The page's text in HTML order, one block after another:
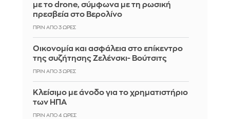
με το drone, σύμφωνα με τη ρωσική
πρεσβεία στο Βερολίνο
ΠΡΙΝ ΑΠΌ 3 ΏΡΕΣ
Οικονομία και ασφάλεια στο επίκεντρο
της συζήτησης Ζελένσκι- Βούτσιτς
ΠΡΙΝ ΑΠΌ 3 ΏΡΕΣ
Κλείσιμο με άνοδο για το χρηματιστήριο
των ΗΠΑ
ΠΡΙΝ ΑΠΌ 4 ΏΡΕΣ